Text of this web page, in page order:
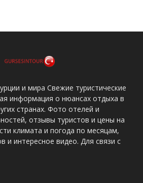
и мира Свежие туристические
информация о нюансах отдыха в
странах. Фото отелей и
отзывы туристов и цены на
климата и погода по месяцам,
и интересное видео. Для связи с